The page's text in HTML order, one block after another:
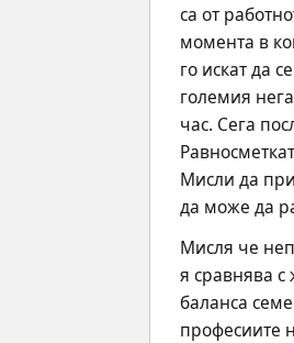
са от
момента в
го искат да
големия
час. Сега
Мисли да
да може да
Мисля че
я сравнява
баланса
професиите